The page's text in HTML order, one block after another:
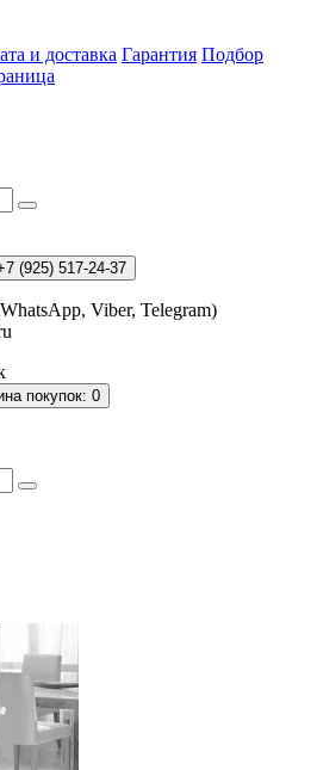
и доставка Гарантия Подбор
(925) 517-24-37
Viber, Telegram)
покупок: 0